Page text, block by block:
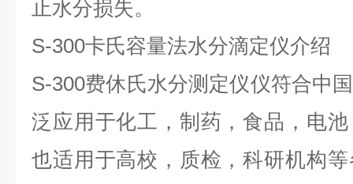
止水分损失。
S-300卡氏容量法水分滴定仪介绍
S-300费休氏水分测定仪仪符合中
泛应用于化工，制药，食品，电
也适用于高校，质检，科研机构